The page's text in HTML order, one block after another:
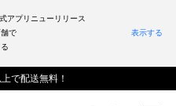
で配送無料！
詳細検索はこちら
アプリニューリリース
で
表示する